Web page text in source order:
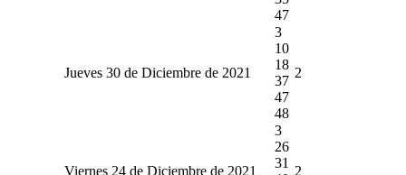
47
Jueves 30 de Diciembre de 2021
3
10
18
37
47
48
2
Viernes 24 de Diciembre de 2021
3
26
31
2